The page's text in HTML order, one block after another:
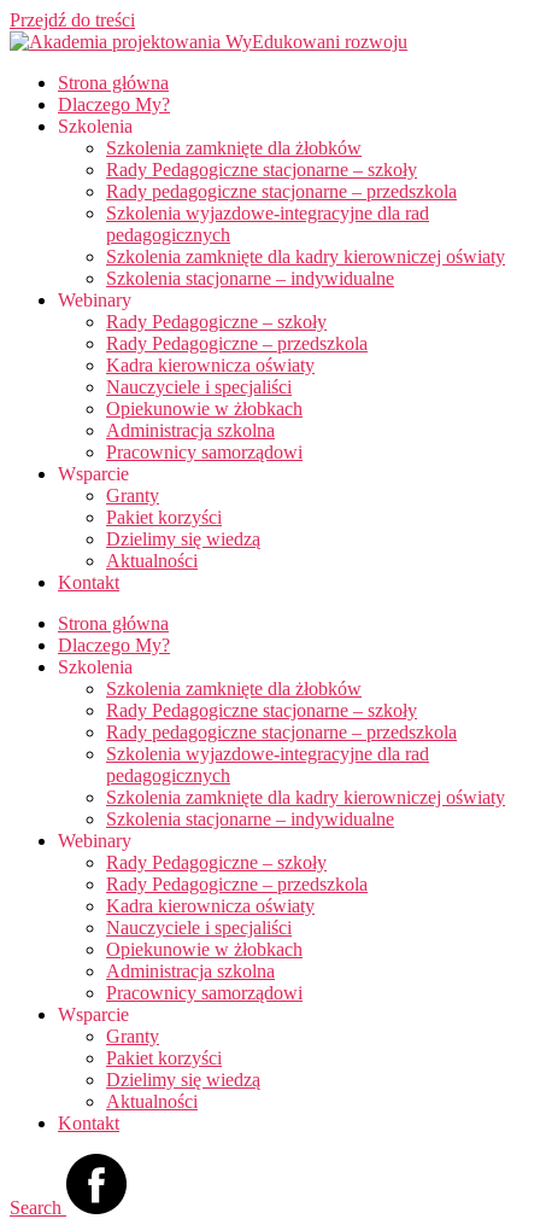
Przejdź do treści
Strona główna
Dlaczego My?
Szkolenia
Szkolenia zamknięte dla żłobków
Rady Pedagogiczne stacjonarne – szkoły
Rady pedagogiczne stacjonarne – przedszkola
Szkolenia wyjazdowe-integracyjne dla rad
pedagogicznych
Szkolenia zamknięte dla kadry kierowniczej oświaty
Szkolenia stacjonarne – indywidualne
Webinary
Rady Pedagogiczne – szkoły
Rady Pedagogiczne – przedszkola
Kadra kierownicza oświaty
Nauczyciele i specjaliści
Opiekunowie w żłobkach
Administracja szkolna
Pracownicy samorządowi
Wsparcie
Granty
Pakiet korzyści
Dzielimy się wiedzą
Aktualności
Kontakt
Strona główna
Dlaczego My?
Szkolenia
Szkolenia zamknięte dla żłobków
Rady Pedagogiczne stacjonarne – szkoły
Rady pedagogiczne stacjonarne – przedszkola
Szkolenia wyjazdowe-integracyjne dla rad
pedagogicznych
Szkolenia zamknięte dla kadry kierowniczej oświaty
Szkolenia stacjonarne – indywidualne
Webinary
Rady Pedagogiczne – szkoły
Rady Pedagogiczne – przedszkola
Kadra kierownicza oświaty
Nauczyciele i specjaliści
Opiekunowie w żłobkach
Administracja szkolna
Pracownicy samorządowi
Wsparcie
Granty
Pakiet korzyści
Dzielimy się wiedzą
Aktualności
Kontakt
Search